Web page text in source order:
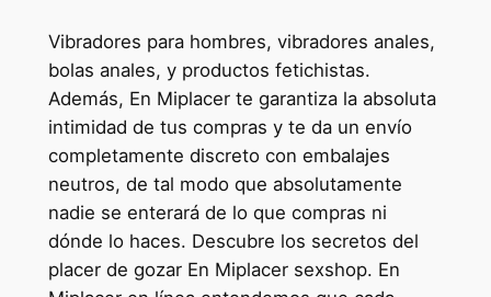
Vibradores para hombres, vibradores anales,
bolas anales, y productos fetichistas.
Además, En Miplacer te garantiza la absoluta
intimidad de tus compras y te da un envío
completamente discreto con embalajes
neutros, de tal modo que absolutamente
nadie se enterará de lo que compras ni
dónde lo haces. Descubre los secretos del
placer de gozar En Miplacer sexshop. En